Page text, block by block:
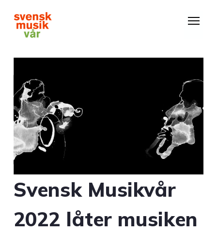
huvudinnehåll
Svensk Musikvår
2022 låter musiken